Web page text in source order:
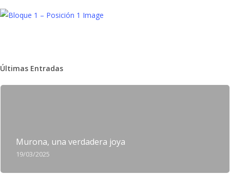
Últimas Entradas
Murona, una verdadera joya
19/03/2025